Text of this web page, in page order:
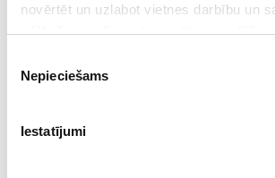
novērtēt un uzlabot vietnes darbību un
izlūkošanas dienesta privātuma politika
izvēle
Nepieciešams
Iestatījumi
Finanšu darījumu darba grupa